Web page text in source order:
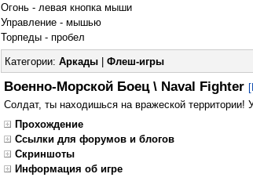
Огонь - левая кнопка мыши
Управление - мышью
Торпеды - пробел
Категории: Аркады| Флеш-игры
Военно-Морской Боец \ Naval Fighter
Солдат, ты находишься на вражеской
Прохождение
Ссылки для форумов и блогов
Скриншоты
Информация об игре